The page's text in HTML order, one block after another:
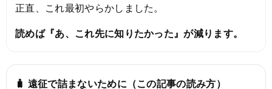
正直、これ最初やらかしました。
読めば『あ、これ先に知りたかった』が減ります。
🧳 遠征で詰まないために（この記事の読み方）